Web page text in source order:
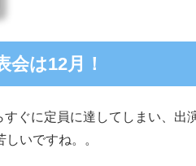
は12月！
ぐに定員に達してしまい、出
いですね。。